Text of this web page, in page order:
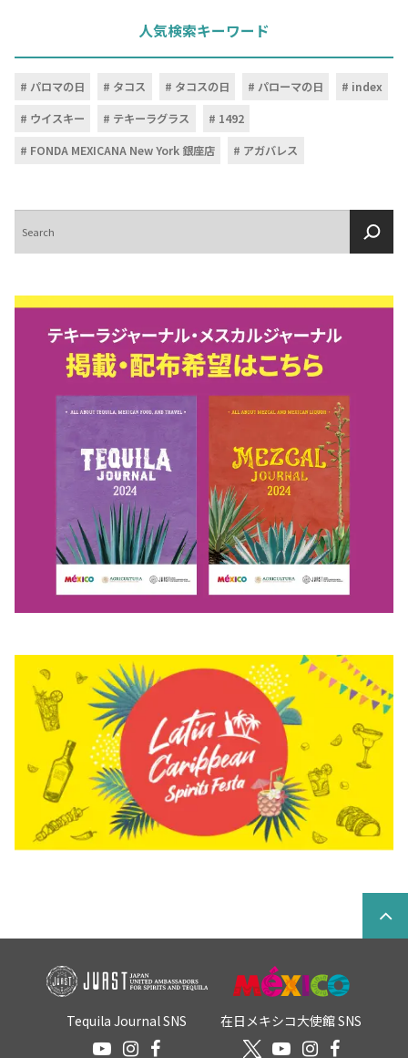
人気検索キーワード
パロマの日 タコス タコスの日 パローマの日
index
ウイスキー
テキーラグラス
1492
FONDA MEXICANA New York 銀座店
アガバレス
索
Tequila Journal SNS 在日メキシコ大使館 SNS